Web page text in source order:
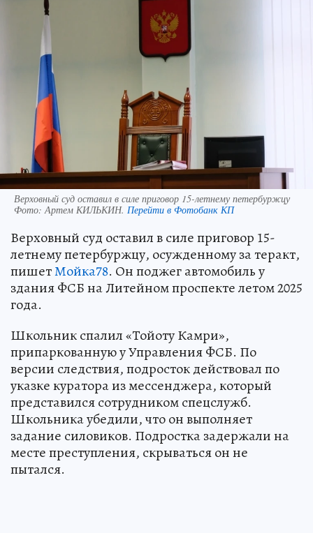
Верховный суд оставил в силе приговор 15-летнему петербуржцу
Фото:Артем КИЛЬКИН. Перейти в Фотобанк КП
Верховный суд оставил в силе приговор 15-
летнему петербуржцу, осужденному за теракт,
пишетМойка78. Он поджег автомобиль у
здания ФСБ на Литейном проспекте летом 2025
года.
Школьник спалил «Тойоту Камри»,
припаркованную у Управления ФСБ. По
версии следствия, подросток действовал по
указке куратора из мессенджера, который
представился сотрудником спецслужб.
Школьника убедили, что он выполняет
задание силовиков. Подростка задержали на
месте преступления, скрываться он не
пытался.